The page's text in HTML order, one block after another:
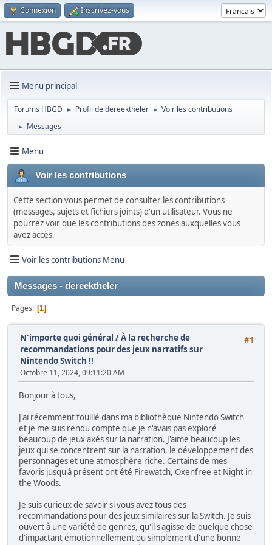
Connexion Inscrivez-vous
Menu principal
Forums HBGD ► Profil de dereektheler ► Voir les contributions
► Messages
Menu
Voir les contributions
Cette section vous permet de consulter les contributions
(messages, sujets et fichiers joints) d'un utilisateur. Vous ne
pourrez voir que les contributions des zones auxquelles vous
avez accès.
Voir les contributions Menu
Messages - dereektheler
Pages 1
#1
N'importe quoi général /À la recherche de
recommandations pour des jeux narratifs sur
Nintendo Switch !!
Octobre 11, 2024, 09:11:20 AM
Bonjour à tous,
J'ai récemment fouillé dans ma bibliothèque Nintendo Switch
et je me suis rendu compte que je n'avais pas exploré
beaucoup de jeux axés sur la narration. J'aime beaucoup les
jeux qui se concentrent sur la narration, le développement des
personnages et une atmosphère riche. Certains de mes
favoris jusqu'à présent ont été Firewatch, Oxenfree et Night in
the Woods.
Je suis curieux de savoir si vous avez tous des
recommandations pour des jeux similaires sur la Switch. Je suis
ouvert à une variété de genres, qu'il s'agisse de quelque chose
d'impactant émotionnellement ou simplement d'une bonne